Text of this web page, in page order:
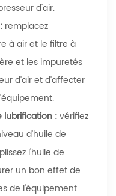
d'air.
remplacez
à air et le filtre à
et les impuretés
d'air et d'affecter
lubrification :vérifiez
d'huile de
l'huile de
un bon effet de
de l'équipement.